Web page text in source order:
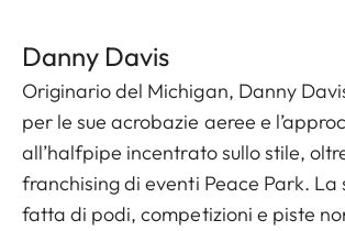
Danny Davis
Originario del Michigan, Danny
per le sue acrobazie aeree e
all’halfpipe incentrato sullo stile,
franchising di eventi Peace Park. La
fatta di podi, competizioni e piste